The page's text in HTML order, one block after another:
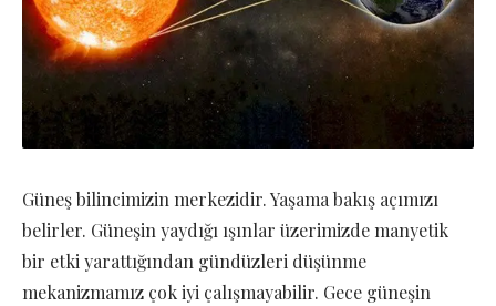
Güneş bilincimizin merkezidir. Yaşama bakış açımızı
belirler. Güneşin yaydığı ışınlar üzerimizde manyetik
bir etki yarattığından gündüzleri düşünme
mekanizmamız çok iyi çalışmayabilir. Gece güneşin